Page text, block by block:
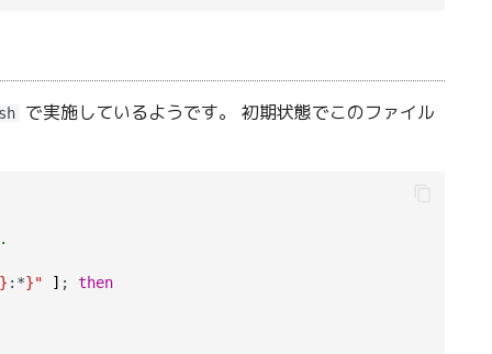
で実施しているようです。 初期状態でこのファイル
:*}" ] ; then